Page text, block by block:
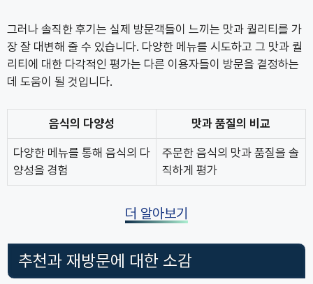
그러나 솔직한 후기는 실제 방문객들이 느끼는 맛과 퀄리티를 가
장 잘 대변해 줄 수 있습니다. 다양한 메뉴를 시도하고 그 맛과 퀄
리티에 대한 다각적인 평가는 다른 이용자들이 방문을 결정하는
데 도움이 될 것입니다.
음식의 다양성 맛과 품질의 비교
다양한 메뉴를 통해 음식의 다
양성을 경험
주문한 음식의 맛과 품질을 솔
직하게 평가
더 알아보기
추천과 재방문에 대한 소감